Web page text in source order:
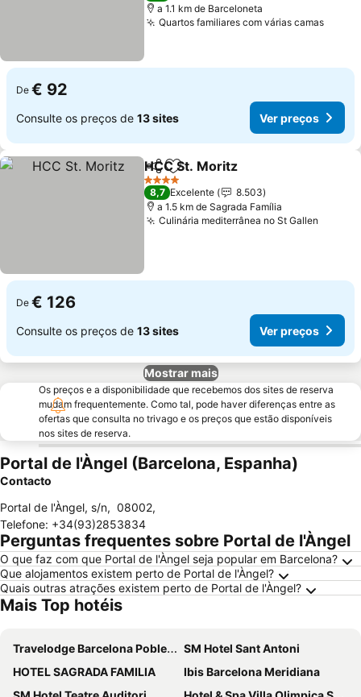
a 1.1 km de Barceloneta
Quartos familiares com várias camasVer
De € 92
Consulte os preços de 13 sites Ver preços
PartilharAdicionar aos favoritos
HCC St. Moritz
4 Estrelas
8,7 Excelente
8.503
a 1.5 km de Sagrada Família
Culinária mediterrânea no St Gallen
De € 126
Consulte os preços de 13 sites Ver preços
Mostrar mais
Os preços e a disponibilidade que recebemos dos sites de reserva
mudam frequentemente. Como tal, pode haver diferenças entre as
ofertas que consulta no trivago e os preços que estão disponíveis
nos sites de reserva.
Portal de l'Àngel (Barcelona, Espanha)
Contacto
Portal de l'Àngel, s/n, 08002,
Telefone: +34(93)2853834
Perguntas frequentes sobre Portal de l'Àngel
O que faz com que Portal de l'Àngel seja popular em Barcelona?
Que alojamentos existem perto de Portal de l'Àngel?
Quais outras atrações existem perto de Portal de l'Àngel?
Mais Top hotéis
Travelodge Barcelona Poblenou
SM Hotel Sant Antoni
HOTEL SAGRADA FAMILIA
Ibis Barcelona Meridiana